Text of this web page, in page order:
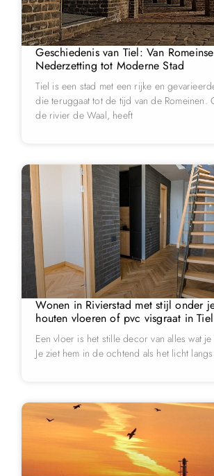
Geschiedenis van Tiel: Van Romeinse
Nederzetting tot Moderne Stad
Tiel is een stad met een rijke en
die teruggaat tot de tijd van de Romeinen.
de rivier de Waal, heeft
Wonen in Rivierstad met stijl onder
houten vloeren of pvc visgraat in
Een vloer is het stille decor van alles wat
Je ziet hem in de ochtend als het licht